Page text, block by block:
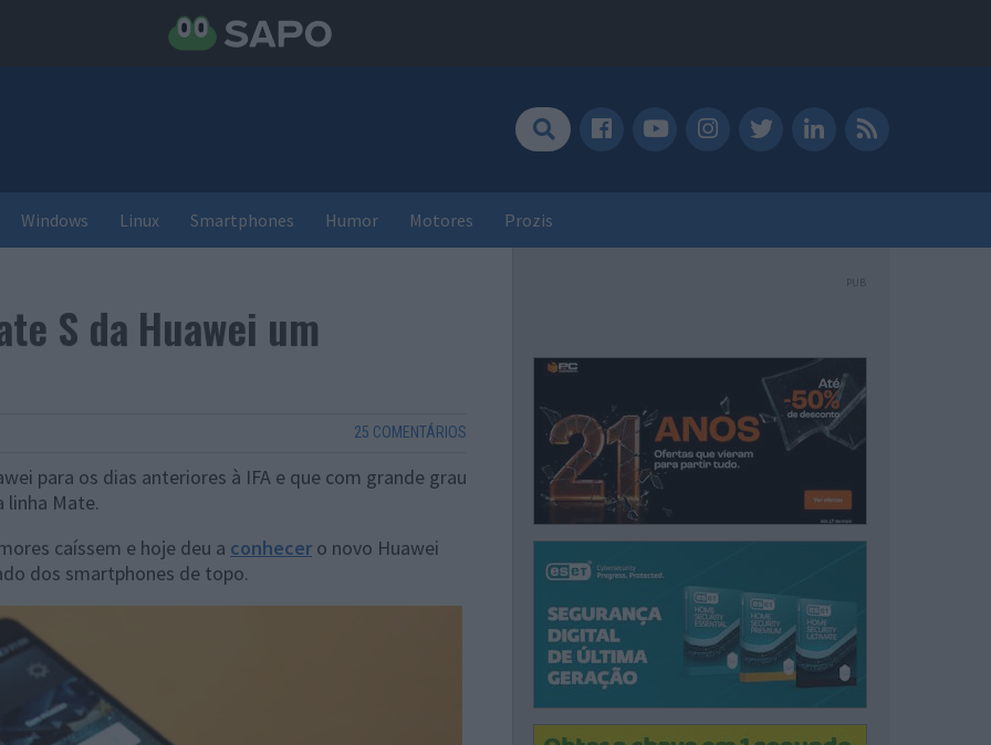
Windows Linux Smartphones Humor Motores Prozis
S da Huawei um
25 COMENTÁRIOS
para os dias anteriores à IFA e que com grande grau
linha Mate.
caíssem e hoje deu a conhecer o novo Huawei
dos smartphones de topo.
PUB